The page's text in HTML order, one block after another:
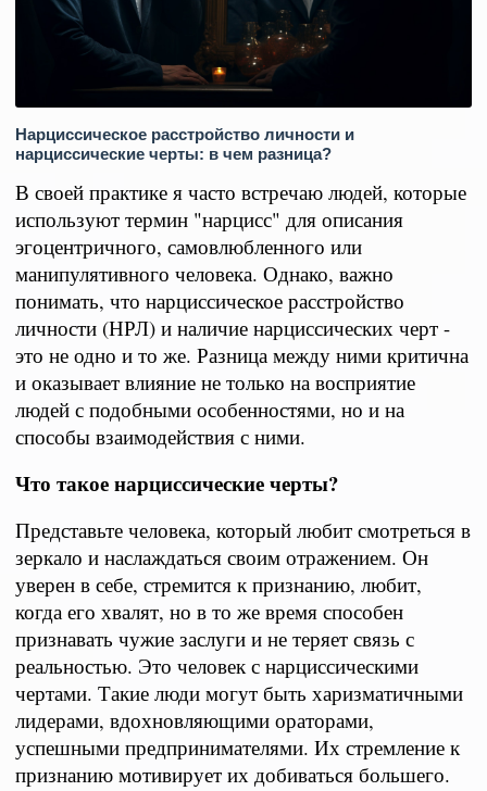
Нарциссическое расстройство личности и
нарциссические черты: в чем разница?
В своей практике я часто встречаю людей, которые
используют термин "нарцисс" для описания
эгоцентричного, самовлюбленного или
манипулятивного человека. Однако, важно
понимать, что нарциссическое расстройство
личности (НРЛ) и наличие нарциссических черт -
это не одно и то же. Разница между ними критична
и оказывает влияние не только на восприятие
людей с подобными особенностями, но и на
способы взаимодействия с ними.
Что такое нарциссические черты?
Представьте человека, который любит смотреться в
зеркало и наслаждаться своим отражением. Он
уверен в себе, стремится к признанию, любит,
когда его хвалят, но в то же время способен
признавать чужие заслуги и не теряет связь с
реальностью. Это человек с нарциссическими
чертами. Такие люди могут быть харизматичными
лидерами, вдохновляющими ораторами,
успешными предпринимателями. Их стремление к
признанию мотивирует их добиваться большего.